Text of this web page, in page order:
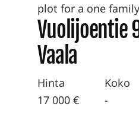
plot for a one
Vuolijoentie
Vaala
Hinta
17 000 €
Koko
-